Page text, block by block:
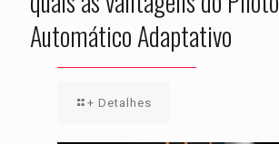
Automático Adaptativo
+ Detalhes